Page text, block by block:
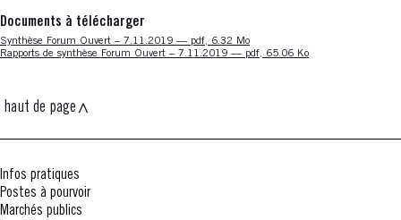
Documents à télécharger
Nouvelle fenêtre
Synthèse Forum Ouvert – 7.11.2019 — pdf, 6.32 Mo
Nouvelle fenêtre
Rapports de synthèse Forum Ouvert – 7.11.2019 — pdf, 65.06 Ko
haut de page
Infos pratiques
Postes à pourvoir
Marchés publics